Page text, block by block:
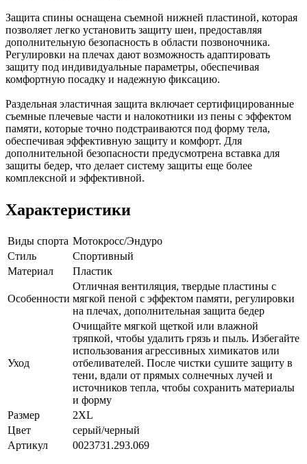
Защита спины оснащена съемной нижней пластиной, которая
позволяет легко установить защиту шеи, предоставляя
дополнительную безопасность в области позвоночника.
Регулировки на плечах дают возможность адаптировать
защиту под индивидуальные параметры, обеспечивая
комфортную посадку и надежную фиксацию.
Раздельная эластичная защита включает сертифицированные
съемные плечевые части и налокотники из пены с эффектом
памяти, которые точно подстраиваются под форму тела,
обеспечивая эффективную защиту и комфорт. Для
дополнительной безопасности предусмотрена вставка для
защиты бедер, что делает систему защиты еще более
комплексной и эффективной.
Характеристики
Виды спорта Мотокросс/Эндуро
Стиль
Спортивный
Материал
Пластик
Особенности
Отличная вентиляция, твердые пластины с
мягкой пеной с эффектом памяти, регулировки
на плечах, дополнительная защита бедер
Уход
Очищайте мягкой щеткой или влажной
тряпкой, чтобы удалить грязь и пыль. Избегайте
использования агрессивных химикатов или
отбеливателей. После чистки сушите защиту в
тени, вдали от прямых солнечных лучей и
источников тепла, чтобы сохранить материалы
и форму
Размер
2XL
Цвет
серый/черный
Артикул
0023731.293.069